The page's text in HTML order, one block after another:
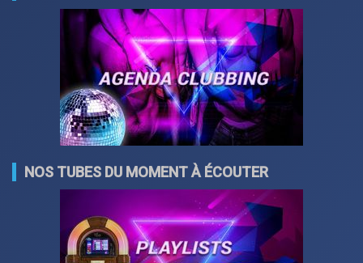
NOS TUBES DU MOMENT À ÉCOUTER